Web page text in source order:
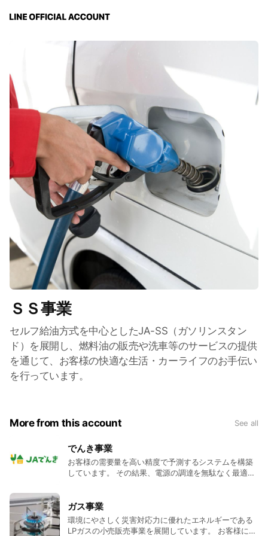
ＳＳ事業
セルフ給油方式を中心としたJA-SS（ガソリンスタン
ド）を展開し、燃料油の販売や洗車等のサービスの提供
を通じて、お客様の快適な生活・カーライフのお手伝い
を行っています。
More from this account See all
でんき事業
お客様の需要量を高い精度で予測するシステムを構築
しています。 その結果、電源の調達を無駄なく最適化
ガス事業
環境にやさしく災害対応力に優れたエネルギーである
LPガスの小売販売事業を展開しています。 お客様にLP